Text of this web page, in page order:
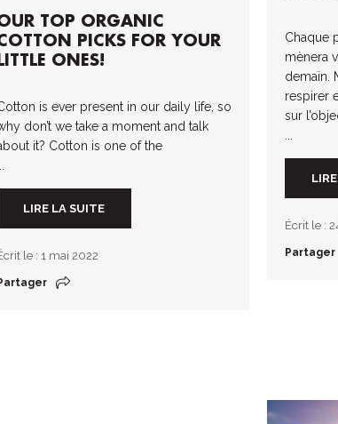
TOP ORGANIC
PICKS FOR YOUR
LITTLE ONES!
is ever present in our daily life, so
don’t we take a moment and talk
it? Cotton is one of the
LIRE LA SUITE
le : 1 mai 2022
Chaque
mènera
demain.
respirer
sur
Écrit le :
Partager